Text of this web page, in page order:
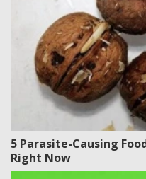
5 Parasite-Causing
Right Now